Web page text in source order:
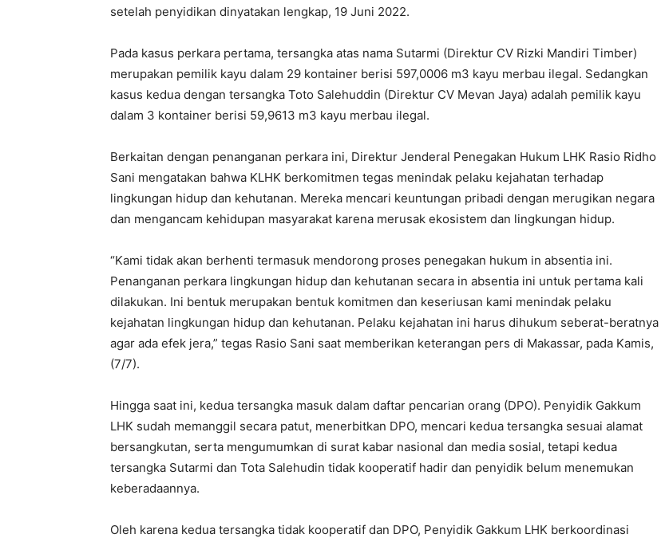
setelah penyidikan dinyatakan lengkap, 19 Juni 2022.
Pada kasus perkara pertama, tersangka atas nama Sutarmi (Direktur CV Rizki Mandiri Timber)
merupakan pemilik kayu dalam 29 kontainer berisi 597,0006 m3 kayu merbau ilegal. Sedangkan
kasus kedua dengan tersangka Toto Salehuddin (Direktur CV Mevan Jaya) adalah pemilik kayu
dalam 3 kontainer berisi 59,9613 m3 kayu merbau ilegal.
Berkaitan dengan penanganan perkara ini, Direktur Jenderal Penegakan Hukum LHK Rasio Ridho
Sani mengatakan bahwa KLHK berkomitmen tegas menindak pelaku kejahatan terhadap
lingkungan hidup dan kehutanan. Mereka mencari keuntungan pribadi dengan merugikan negara
dan mengancam kehidupan masyarakat karena merusak ekosistem dan lingkungan hidup.
“Kami tidak akan berhenti termasuk mendorong proses penegakan hukum in absentia ini.
Penanganan perkara lingkungan hidup dan kehutanan secara in absentia ini untuk pertama kali
dilakukan. Ini bentuk merupakan bentuk komitmen dan keseriusan kami menindak pelaku
kejahatan lingkungan hidup dan kehutanan. Pelaku kejahatan ini harus dihukum seberat-beratnya
agar ada efek jera,” tegas Rasio Sani saat memberikan keterangan pers di Makassar, pada Kamis,
(7/7).
Hingga saat ini, kedua tersangka masuk dalam daftar pencarian orang (DPO). Penyidik Gakkum
LHK sudah memanggil secara patut, menerbitkan DPO, mencari kedua tersangka sesuai alamat
bersangkutan, serta mengumumkan di surat kabar nasional dan media sosial, tetapi kedua
tersangka Sutarmi dan Tota Salehudin tidak kooperatif hadir dan penyidik belum menemukan
keberadaannya.
Oleh karena kedua tersangka tidak kooperatif dan DPO, Penyidik Gakkum LHK berkoordinasi